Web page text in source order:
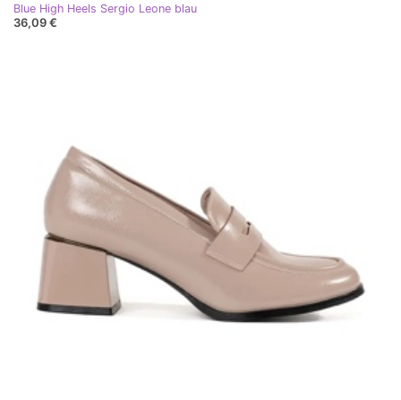
Blue High Heels Sergio Leone blau
36,09 €